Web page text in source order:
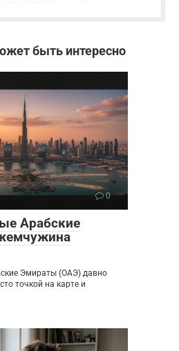
быть интересно
0
Арабские
Эмираты (ОАЭ) давно
точкой на карте и